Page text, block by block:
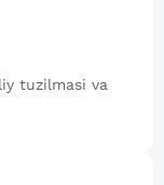
tuzilmasi va